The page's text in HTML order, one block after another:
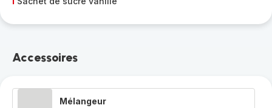
Accessoires
Mélangeur